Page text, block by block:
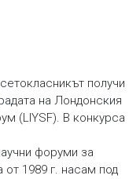
получи
на Лондонския
(LIYSF). В конкурса
форуми за
1989 г. насам под